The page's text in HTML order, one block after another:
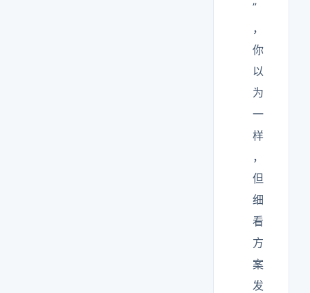
”
，
你
以
为
一
样
，
但
细
看
方
案
发